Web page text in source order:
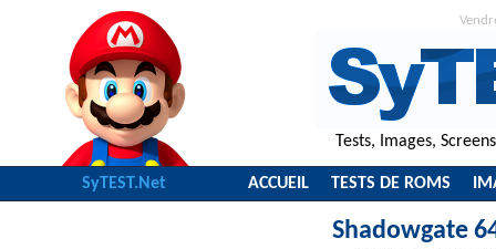
Tests, Images,
SyTEST.Net ACCUEIL TESTS DE ROMS
Shadowgate